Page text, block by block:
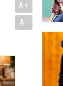
A+
A-